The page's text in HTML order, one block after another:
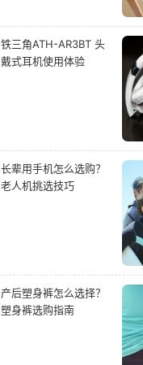
铁三角ATH-AR3BT 头
戴式耳机使用体验
长辈用手机怎么选购？
老人机挑选技巧
产后塑身裤怎么选择？
塑身裤选购指南